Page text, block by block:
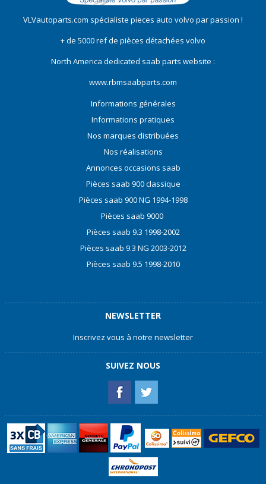
VLVautoparts.com spécialiste pieces auto volvo par passion !
+ de 5000 ref de pièces détachées volvo
North America dedicated saab parts website :
www.rbmsaabparts.com
Informations générales
Informations pratiques
Nos marques distribuées
Nos réalisations
Annonces occasions saab
Pièces saab 900 classique
Pièces saab 900 NG 1994-1998
Pièces saab 9000
Pièces saab 9.3 1998-2002
Pièces saab 9.3 NG 2003-2012
Pièces saab 9.5 1998-2010
NEWSLETTER
Inscrivez vous à notre newsletter
SUIVEZ NOUS